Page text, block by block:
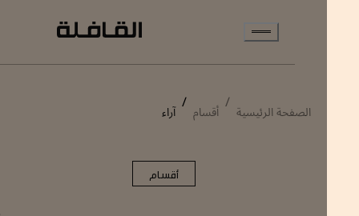
الصفحة الرئيسية / أقسام / آراء